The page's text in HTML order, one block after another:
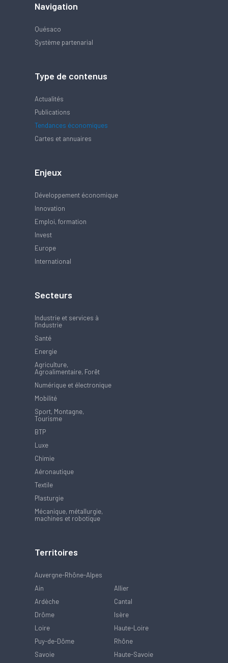
Navigation
Quésaco
Système partenarial
Type de contenus
Actualités
Publications
Tendances économiques
Cartes et annuaires
Enjeux
Développement économique
Innovation
Emploi, formation
Invest
Europe
International
Secteurs
Industrie et services à
l'industrie
Santé
Energie
Agriculture,
Agroalimentaire, Forêt
Numérique et électronique
Mobilité
Sport, Montagne,
Tourisme
BTP
Luxe
Chimie
Aéronautique
Textile
Plasturgie
Mécanique, métallurgie,
machines et robotique
Territoires
Auvergne-Rhône-Alpes
Ain
Allier
Ardèche
Cantal
Drôme
Isère
Loire
Haute-Loire
Puy-de-Dôme
Rhône
Savoie
Haute-Savoie